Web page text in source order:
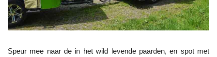
Speur mee naar de in het wild levende paarden, en spot met